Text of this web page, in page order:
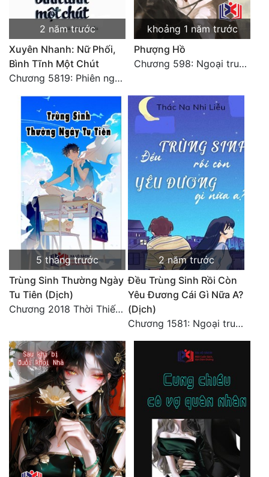
2 năm trước
Xuyên Nhanh: Nữ Phối,
Bình Tĩnh Một Chút
Chương 5819: Phiên ngoại: Trở lại STARS [HẾT]
khoảng 1 năm trước
Phượng Hồ
Chương 598: Ngoại truyện: Tiểu Tiểu Ký
5 tháng trước
Trùng Sinh Thường Ngày
Tu Tiên (Dịch)
Chương 2018 Thời Thiếu Niên
2 năm trước
Đều Trùng Sinh Rồi Còn
Yêu Đương Cái Gì Nữa A?
(Dịch)
Chương 1581: Ngoại truyện 1 (9)